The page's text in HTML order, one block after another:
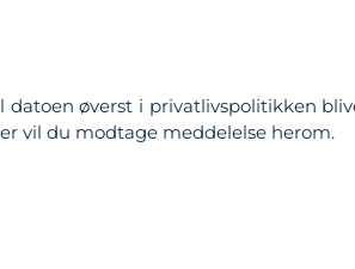
øverst i privatlivspolitikken
vil du modtage meddelelse herom.